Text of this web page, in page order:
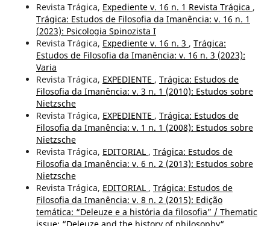
Revista Trágica, Expediente v. 16 n. 1 Revista Trágica ,
Trágica: Estudos de Filosofia da Imanência: v. 16 n. 1
(2023): Psicologia Spinozista I
Revista Trágica, Expediente v. 16 n. 3 , Trágica:
Estudos de Filosofia da Imanência: v. 16 n. 3 (2023):
Varia
Revista Trágica, EXPEDIENTE , Trágica: Estudos de
Filosofia da Imanência: v. 3 n. 1 (2010): Estudos sobre
Nietzsche
Revista Trágica, EXPEDIENTE , Trágica: Estudos de
Filosofia da Imanência: v. 1 n. 1 (2008): Estudos sobre
Nietzsche
Revista Trágica, EDITORIAL , Trágica: Estudos de
Filosofia da Imanência: v. 6 n. 2 (2013): Estudos sobre
Nietzsche
Revista Trágica, EDITORIAL , Trágica: Estudos de
Filosofia da Imanência: v. 8 n. 2 (2015): Edição
temática: “Deleuze e a história da filosofia” / Thematic